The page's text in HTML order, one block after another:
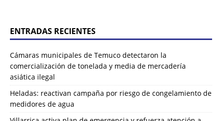
ENTRADAS RECIENTES
Cámaras municipales de Temuco detectaron la
comercialización de tonelada y media de mercadería
asiática ilegal
Heladas: reactivan campaña por riesgo de congelamiento de
medidores de agua